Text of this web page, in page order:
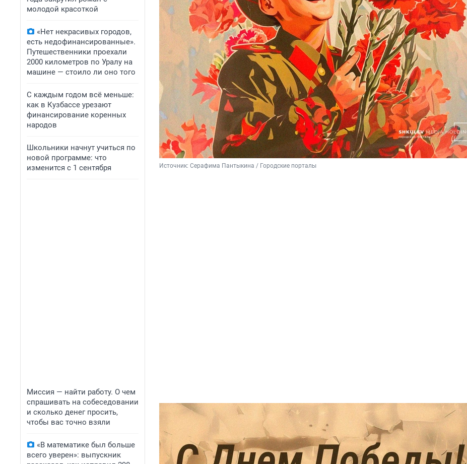
молодой красоткой
«Нет некрасивых городов,
есть недофинансированные».
Путешественники проехали
2000 километров по Уралу на
машине — стоило ли оно того
С каждым годом всё меньше:
как в Кузбассе урезают
финансирование коренных
народов
Школьники начнут учиться по
новой программе: что
изменится с 1 сентября
Миссия — найти работу. О чем
спрашивать на собеседовании
и сколько денег просить,
чтобы вас точно взяли
«В математике был больше
всего уверен»: выпускник
Источник: Серафима Пантыкина / Городские порталы